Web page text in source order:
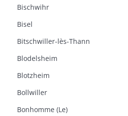
Bischwihr
Bisel
Bitschwiller-lès-Thann
Blodelsheim
Blotzheim
Bollwiller
Bonhomme (Le)